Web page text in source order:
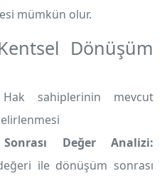
mümkün olur.
Dönüşüm
sahiplerinin mevcut
Değer Analizi:
ile dönüşüm sonrası